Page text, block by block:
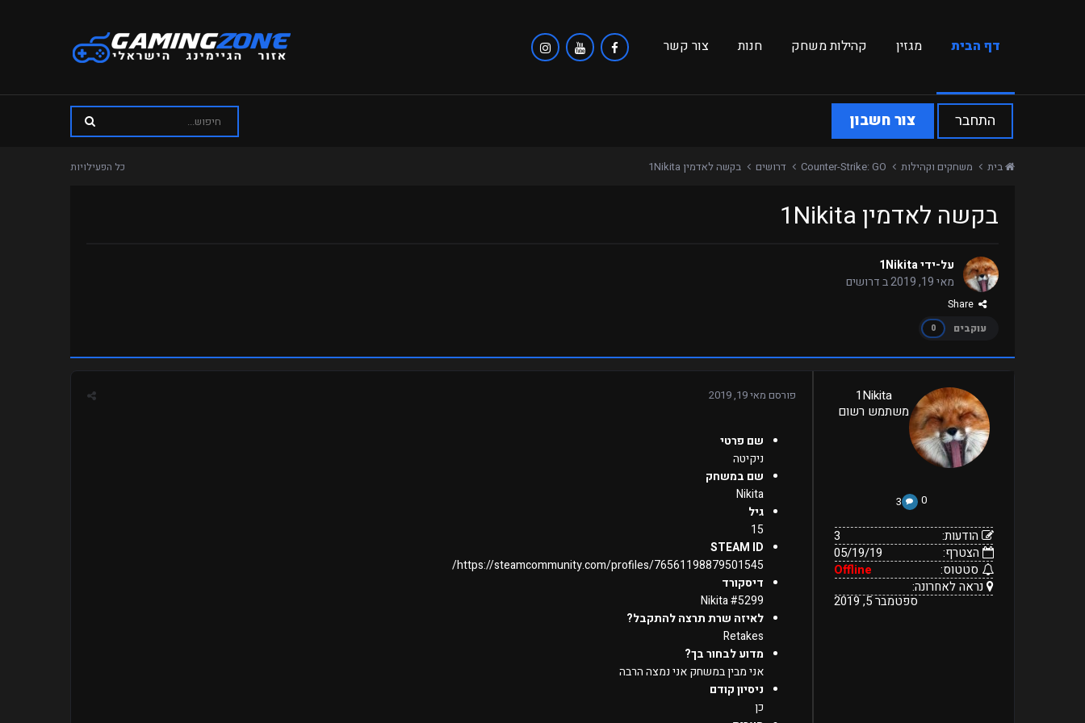
דף הבית מגזין קהילות משחק חנות צור קשר
התחבר צור חשבון
כל הפעילויות בית משחקים וקהילות Counter-Strike: GO דרושים בקשה לאדמין 1Nikita
בקשה לאדמין 1Nikita
על-ידי1Nikita
מאי 19, 2019
בדרושים
עוקבים
0
הודעות:
הצטרף:
סטטוס:
Offline
נראה
לאחרונה:
ספטמבר
1Nikita
משתמש רשום
0
3
הודעות:
3
הצטרף:
05/19/19
סטטוס:
Offline
נראה לאחרונה:
ספטמבר 5, 2019
פורסם מאי 19, 2019
שם פרטי
ניקיטה
שם במשחק
Nikita
גיל
15
STEAM ID
https://steamcommunity.com/profiles/76561198879501545/
דיסקורד
Nikita #5299
לאיזה שרת תרצה להתקבל?
Retakes
מדוע לבחור בך?
אני מבין במשחק אני נמצה הרבה
ניסיון קודם
כן